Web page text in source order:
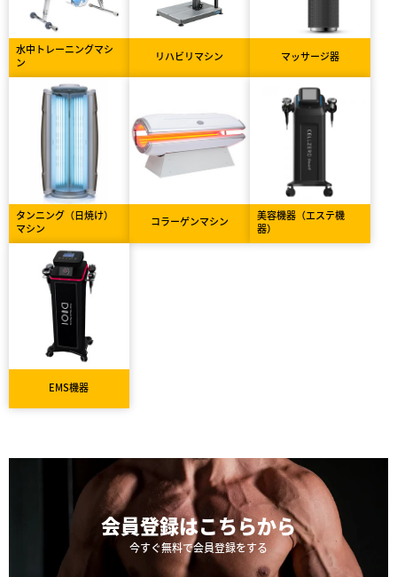
水中トレーニングマシ
ン
リハビリマシン マッサージ器
タンニング（日焼け）
マシン
コラーゲンマシン
美容機器（エステ機
器）
EMS機器
会員登録はこちらから
今すぐ無料で会員登録をする